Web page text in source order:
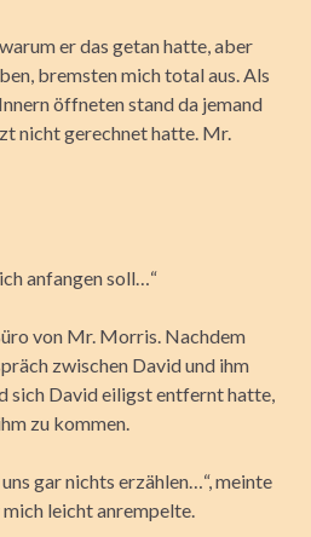
er das getan hatte, aber
bremsten mich total aus. Als
öffneten stand da jemand
nicht gerechnet hatte. Mr.
anfangen soll…“
von Mr. Morris. Nachdem
zwischen David und ihm
sich David eiligst entfernt hatte,
zu kommen.
gar nichts erzählen…“, meinte
leicht anrempelte.